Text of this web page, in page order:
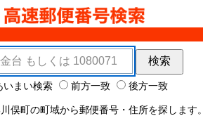
ワード
検索
いまい検索 前方一致 後方一致
俣町の町域から郵便番号・住所を探します。